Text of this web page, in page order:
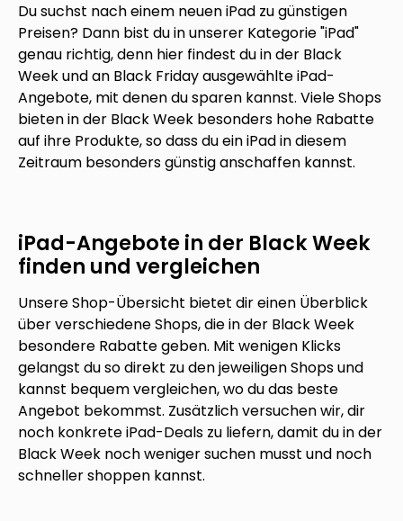
Du suchst nach einem neuen iPad zu günstigen
Preisen? Dann bist du in unserer Kategorie "iPad"
genau richtig, denn hier findest du in der Black
Week und an Black Friday ausgewählte iPad-
Angebote, mit denen du sparen kannst. Viele Shops
bieten in der Black Week besonders hohe Rabatte
auf ihre Produkte, so dass du ein iPad in diesem
Zeitraum besonders günstig anschaffen kannst.
iPad-Angebote in der Black Week
finden und vergleichen
Unsere Shop-Übersicht bietet dir einen Überblick
über verschiedene Shops, die in der Black Week
besondere Rabatte geben. Mit wenigen Klicks
gelangst du so direkt zu den jeweiligen Shops und
kannst bequem vergleichen, wo du das beste
Angebot bekommst. Zusätzlich versuchen wir, dir
noch konkrete iPad-Deals zu liefern, damit du in der
Black Week noch weniger suchen musst und noch
schneller shoppen kannst.